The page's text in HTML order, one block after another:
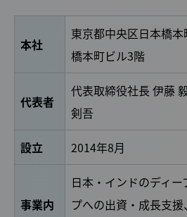
本社
東京都中央区日本橋
橋本町ビル3階
代表者
代表取締役社長 伊藤
剣吾
設立 2014年8月
事業内
日本・インドのディ
プへの出資・成長支